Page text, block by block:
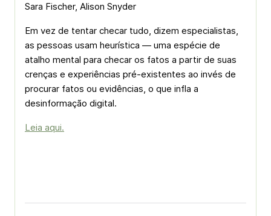
Sara Fischer, Alison Snyder
Em vez de tentar checar tudo, dizem especialistas,
as pessoas usam heurística — uma espécie de
atalho mental para checar os fatos a partir de suas
crenças e experiências pré-existentes ao invés de
procurar fatos ou evidências, o que infla a
desinformação digital.
Leia aqui.